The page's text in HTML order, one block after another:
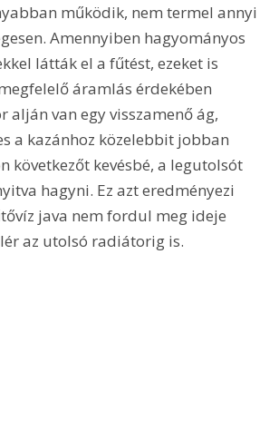
működik, nem termel annyi
Amennyiben hagyományos
látták el a fűtést, ezeket is
áramlás érdekében
alján van egy visszamenő ág,
a kazánhoz közelebbit jobban
következőt kevésbé, a legutolsót
hagyni. Ez azt eredményezi
java nem fordul meg ideje
az utolsó radiátorig is.